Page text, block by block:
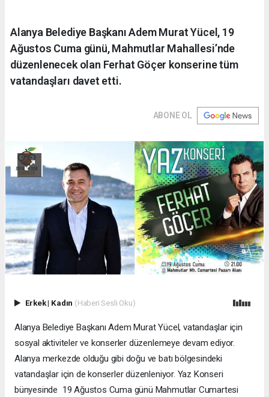
Alanya Belediye Başkanı Adem Murat Yücel, 19
Ağustos Cuma günü, Mahmutlar Mahallesi’nde
düzenlenecek olan Ferhat Göçer konserine tüm
vatandaşları davet etti.
ABONE OL
Erkek| Kadın (Haberi Sesli Oku)
Alanya Belediye Başkanı Adem Murat Yücel, vatandaşlar için
sosyal aktiviteler ve konserler düzenlemeye devam ediyor.
Alanya merkezde olduğu gibi doğu ve batı bölgesindeki
vatandaşlar için de konserler düzenleniyor. Yaz Konseri
bünyesinde 19 Ağustos Cuma günü Mahmutlar Cumartesi